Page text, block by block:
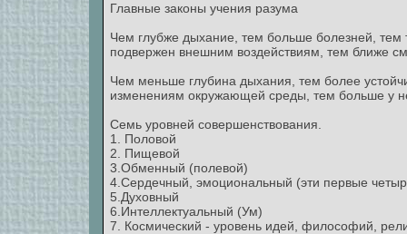
Главные законы учения разума
Чем глубже дыхание, тем больше болезней, тем
подвержен внешним воздействиям, тем ближе
Чем меньше глубина дыхания, тем более
изменениям окружающей среды, тем больше у
Семь уровней совершенствования.
1. Половой
2. Пищевой
3.Обменный (полевой)
4.Сердечный, эмоциональный (эти первые
5.Духовный
6.Интеллектуальный (Ум)
7. Космический - уровень идей, философий,